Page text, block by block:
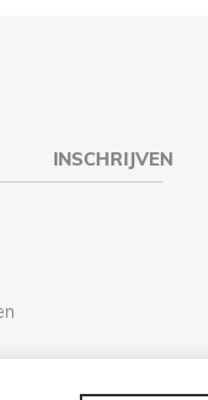
INSCHRIJVEN